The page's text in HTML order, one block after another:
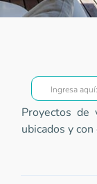
Proyectos de
ubicados y